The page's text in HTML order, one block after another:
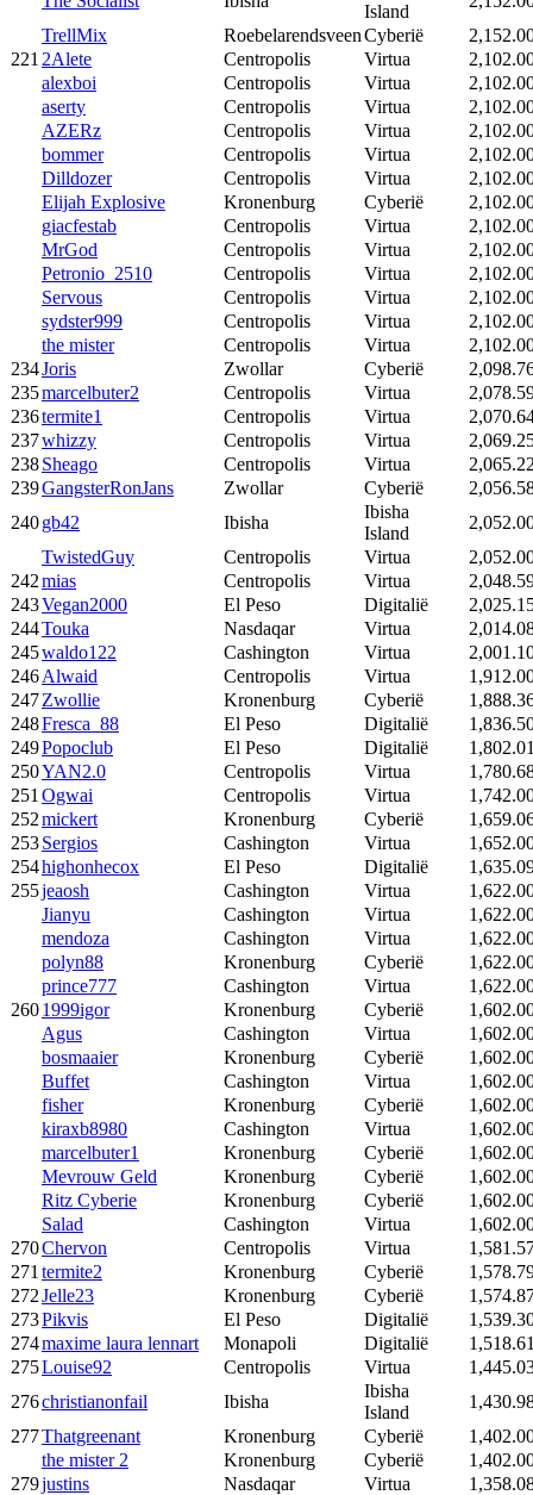
Island
TrellMix
RoebelarendsveenCyberië
221 2Alete Centropolis Virtua
alexboi
Centropolis Virtua
aserty
Centropolis Virtua
AZERz
Centropolis Virtua
bommer
Centropolis Virtua
Dilldozer
Centropolis Virtua
Elijah Explosive
Kronenburg Cyberië
giacfestab
Centropolis Virtua
MrGod
Centropolis Virtua
Petronio_2510
Centropolis Virtua
Servous
Centropolis Virtua
sydster999
Centropolis Virtua
the mister
Centropolis Virtua
234Joris Zwollar Cyberië
235marcelbuter2 Centropolis Virtua
236termite1 Centropolis Virtua
237whizzy Centropolis Virtua
238Sheago Centropolis Virtua
239GangsterRonJans Zwollar Cyberië
240gb42 Ibisha
Ibisha
Island
TwistedGuy
Centropolis Virtua
242mias Centropolis Virtua
243Vegan2000 El Peso Digitalië
244Touka Nasdaqar Virtua
245waldo122 Cashington Virtua
246Alwaid Centropolis Virtua
247Zwollie Kronenburg Cyberië
248Fresca_88 El Peso Digitalië
249Popoclub El Peso Digitalië
250YAN2.0 Centropolis Virtua
251 Ogwai Centropolis Virtua
252mickert Kronenburg Cyberië
253Sergios Cashington Virtua
254highonhecox El Peso Digitalië
255jeaosh Cashington Virtua
Jianyu
Cashington Virtua
mendoza
Cashington Virtua
polyn88
Kronenburg Cyberië
prince777
Cashington Virtua
2601999igor Kronenburg Cyberië
Agus
Cashington Virtua
bosmaaier
Kronenburg Cyberië
Buffet
Cashington Virtua
fisher
Kronenburg Cyberië
kiraxb8980
Cashington Virtua
marcelbuter1
Kronenburg Cyberië
Mevrouw Geld
Kronenburg Cyberië
Ritz Cyberie
Kronenburg Cyberië
Salad
Cashington Virtua
270Chervon Centropolis Virtua
271 termite2 Kronenburg Cyberië
272Jelle23 Kronenburg Cyberië
273Pikvis El Peso Digitalië
274maxime laura lennart Monapoli Digitalië
275Louise92 Centropolis Virtua
276christianonfail Ibisha
Ibisha
Island
277Thatgreenant Kronenburg Cyberië
the mister 2
Kronenburg Cyberië
279justins Nasdaqar Virtua